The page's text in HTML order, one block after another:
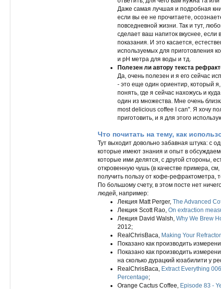
Даже самая лучшая и подробная
если вы ее не прочитаете,
повседневной жизни. Так и тут,
сделает ваш напиток вкуснее, если
показания. И это касается,
используемых для приготовления
и pH метра для воды и тд.
Полезен ли автору текста
Да, очень полезен и я его сейчас
- это еще один ориентир, который
понять, где я сейчас нахожусь и
один из множества. Мне очень
most delicious coffee I can". Я хочу
приготовить, и я для этого
Что почитать на тему, как
Тут выходит довольно забавная штука: с
которые имеют знания и опыт в
которые ими делятся, с другой стороны,
откровенную чушь (в качестве примера,
получить пользу от кофе-рефрактометра,
По большому счету, в этом посте нет
людей, например:
Лекция Matt Perger, The Advanced
Лекция Scott Rao, On extraction
Лекция David Walsh, Why We Brew
2012;
RealChrisBaca, Making Your
Показано как производить
Показано как производить
на сколько дурацкий юзабилити у
RealChrisBaca, Extract Everything
Percentage;
Orange Cactus Coffee, Episode 83 -